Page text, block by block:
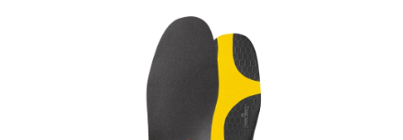
hviezdičiek.